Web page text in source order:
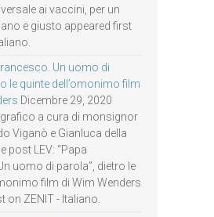
ai vaccini, per un
e giusto appeared first
Un uomo di
le quinte dell’omonimo film
Dicembre 29, 2020
a cura di monsignor
Viganò e Gianluca della
post LEV: “Papa
uomo di parola”, dietro le
film di Wim Wenders
on ZENIT - Italiano.